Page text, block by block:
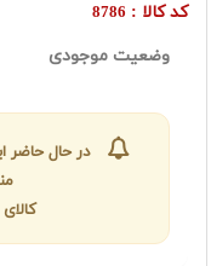
کد کالا : 8786
وضعیت موجودی
در حال حاضر